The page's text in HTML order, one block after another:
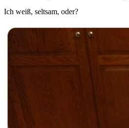
Ich weiß, seltsam, oder?